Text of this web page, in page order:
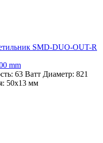
mm
63 Ватт Диаметр: 821
50х13 мм